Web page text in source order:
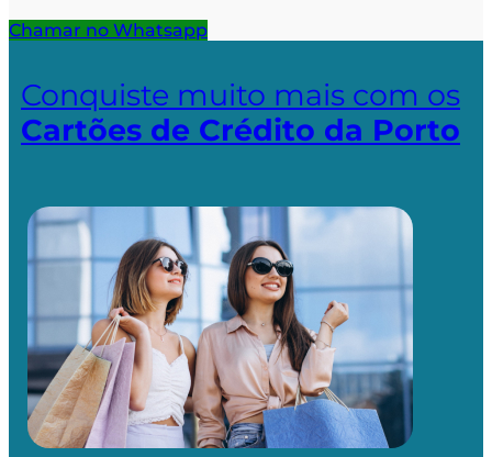
Chamar no Whatsapp
Conquiste muito mais com os
Cartões de Crédito da Porto